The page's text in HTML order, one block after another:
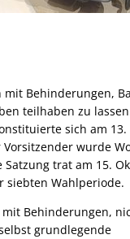
Behinderungen,
teilhaben zu
sich am 13.
wurde
trat am 15.
siebten Wahlperiode.
mit Behinderungen,
grundlegende